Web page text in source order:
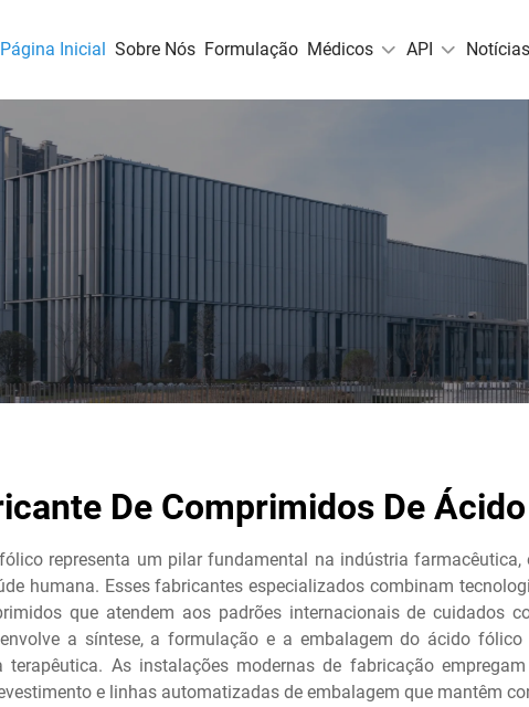
Página Inicial Sobre Nós Formulação Médicos API Notícias
De Comprimidos De
representa um pilar fundamental na indústria
humana. Esses fabricantes especializados combinam
que atendem aos padrões internacionais de cuidados
a síntese, a formulação e a embalagem do ácido
As instalações modernas de fabricação
e linhas automatizadas de embalagem que mantêm